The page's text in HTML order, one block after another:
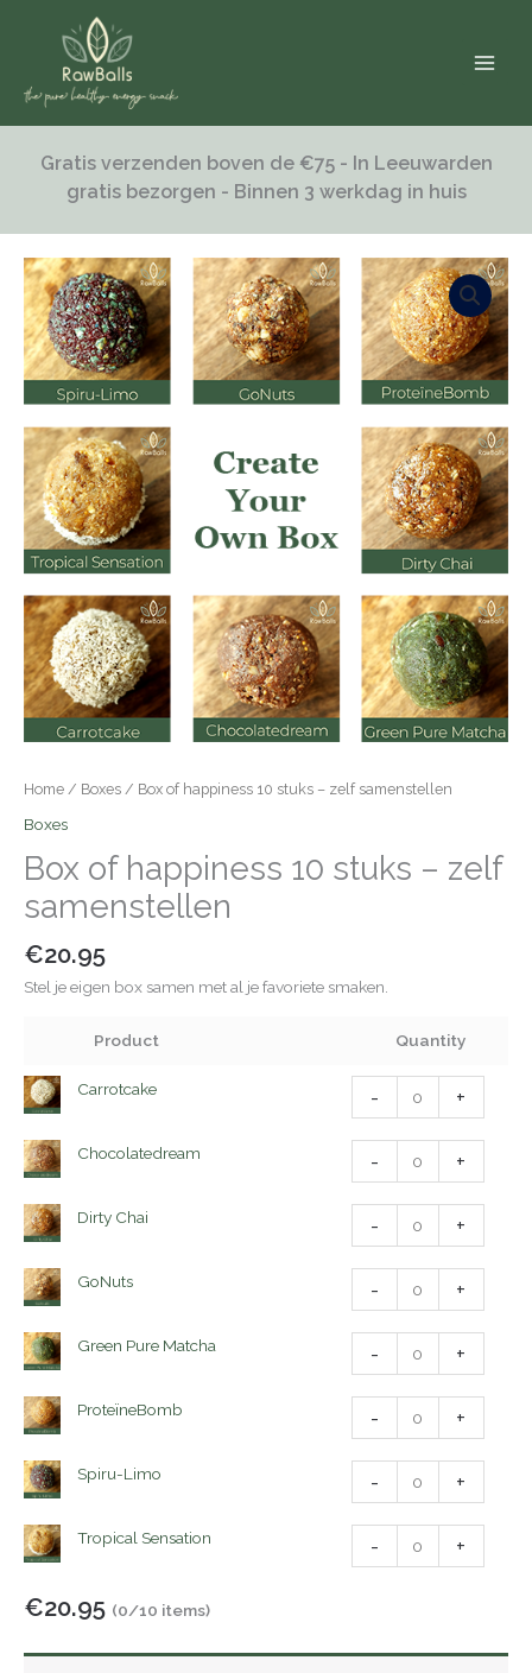
inhoud
Gratis verzenden boven de €75 - In Leeuwarden
gratis bezorgen - Binnen 3 werkdag in huis
Home / Boxes / Box of happiness 10 stuks – zelf samenstellen
Boxes
Box of happiness 10 stuks – zelf
samenstellen
€20.95
Stel je eigen box samen met al je favoriete smaken.
Product Quantity
Carrotcake -
aantal
+
Chocolatedream -
aantal
+
Dirty Chai -
Chai
aantal
+
GoNuts -
aantal
+
Green Pure Matcha -
Pure
Matcha
aantal
+
ProteïneBomb -
aantal
+
Spiru-Limo -
Limo
aantal
+
Tropical Sensation -
Sensation
+
€20.95 (0/10 items)
Box
of
happiness
10
stuks
-
zelf
samenstellen
aantal